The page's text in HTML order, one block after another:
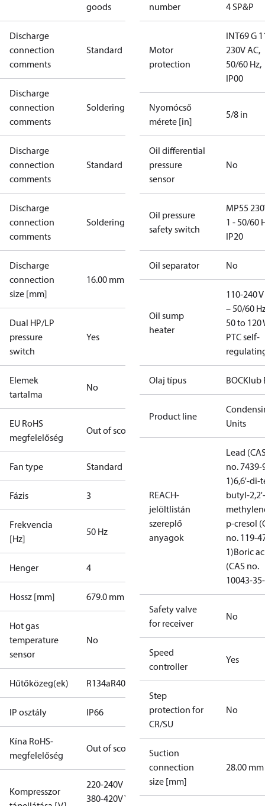
goods
Discharge
connection
comments
Standard
Discharge
connection
comments
Soldering
Discharge
connection
comments
Standard
Discharge
connection
comments
Soldering
Discharge
connection
size [mm]
16.00 mm
Dual HP/LP
pressure
switch
Yes
Elemek
tartalma
No
EU RoHS
megfelelőség
Out of scope
Fan type Standard
Fázis 3
Frekvencia
[Hz]
50 Hz
Henger 4
Hossz [mm] 679.0 mm
Hot gas
temperature
sensor
No
Hűtőközeg(ek) R134aR404A R407CR407FR448AR449AR450A
IP osztály IP66
Kína RoHS-
megfelelőség
Out of scope
Kompresszor
220-240V D /
380-420V Y
number
4 SP&P
Motor
protection
INT69 G
230V AC,
50/60 Hz,
IP00
Nyomócső
mérete [in]
5/8 in
Oil differential
pressure
sensor
No
Oil pressure
safety switch
MP55
1 - 50/60
IP20
Oil separator No
Oil sump
heater
110-240
– 50/60
50 to 120
PTC self-
Olaj típus BOCKlub
Product line
Units
REACH-
jelöltlistán
szereplő
anyagok
Lead
no. 7439-
1)6,6'-di-
butyl-2,2'-
p-cresol
no. 119-
1)Boric
(CAS no.
10043-
Safety valve
for receiver
No
Speed
controller
Yes
Step
protection for
CR/SU
No
Suction
connection
size [mm]
28.00 mm